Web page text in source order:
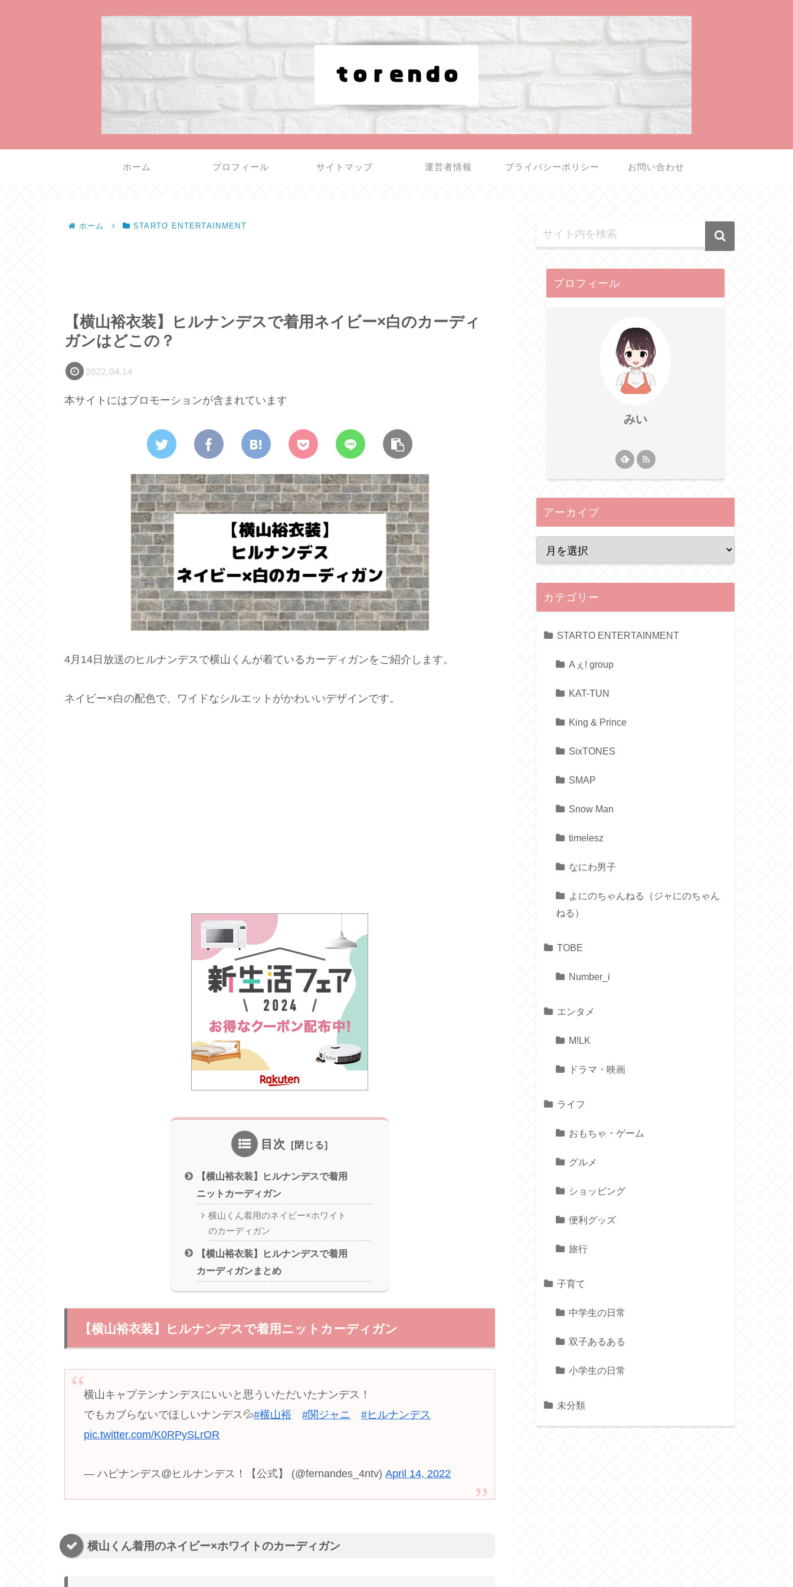
ホーム プロフィール サイトマップ 運営者情報 プライバシーポリシー お問い合わせ
ホーム STARTO ENTERTAINMENT
【横山裕衣装】ヒルナンデスで着用ネイビー×白のカーディ
ガンはどこの？
2022.04.14
本サイトにはプロモーションが含まれています
4月14日放送のヒルナンデスで横山くんが着ているカーディガンをご紹介します。
ネイビー×白の配色で、ワイドなシルエットがかわいいデザインです。
目次
【横山裕衣装】ヒルナンデスで着用
ニットカーディガン
横山くん着用のネイビー×ホワイト
のカーディガン
【横山裕衣装】ヒルナンデスで着用
カーディガンまとめ
【横山裕衣装】ヒルナンデスで着用ニットカーディガン
横山キャプテンナンデスにいいと思ういただいたナンデス！
でもカブらないでほしいナンデス💦#横山裕 #関ジャニ
#ヒルナンデス
pic.twitter.com/K0RPySLrOR
— ハピナンデス@ヒルナンデス！【公式】 (@fernandes_4ntv)April 14, 2022
横山くん着用のネイビー×ホワイトのカーディガン
プロフィール
みい
アーカイブ
カテゴリー
STARTO ENTERTAINMENT
Aぇ! group
KAT-TUN
King & Prince
SixTONES
SMAP
Snow Man
timelesz
なにわ男子
よにのちゃんねる（ジャにのちゃん
ねる）
TOBE
Number_i
エンタメ
M!LK
ドラマ・映画
ライフ
おもちゃ・ゲーム
グルメ
ショッピング
便利グッズ
旅行
子育て
中学生の日常
双子あるある
小学生の日常
未分類